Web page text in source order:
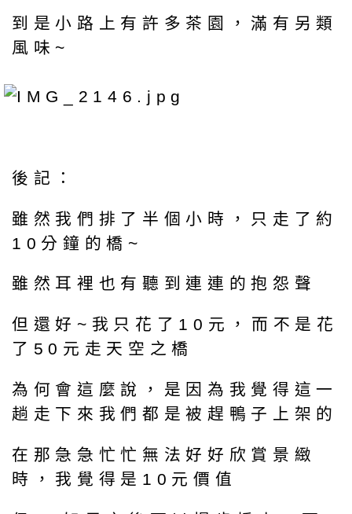
到是小路上有許多茶園，滿有另類
風味~
後記：
雖然我們排了半個小時，只走了約
10分鐘的橋~
雖然耳裡也有聽到連連的抱怨聲
但還好~我只花了10元，而不是花
了50元走天空之橋
為何會這麼說，是因為我覺得這一
趟走下來我們都是被趕鴨子上架的
在那急急忙忙無法好好欣賞景緻
時，我覺得是10元價值